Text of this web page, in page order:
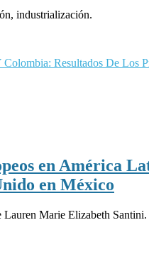
industrialización.
Resultados De Los
en América
en México
Lauren Marie Elizabeth Santini.